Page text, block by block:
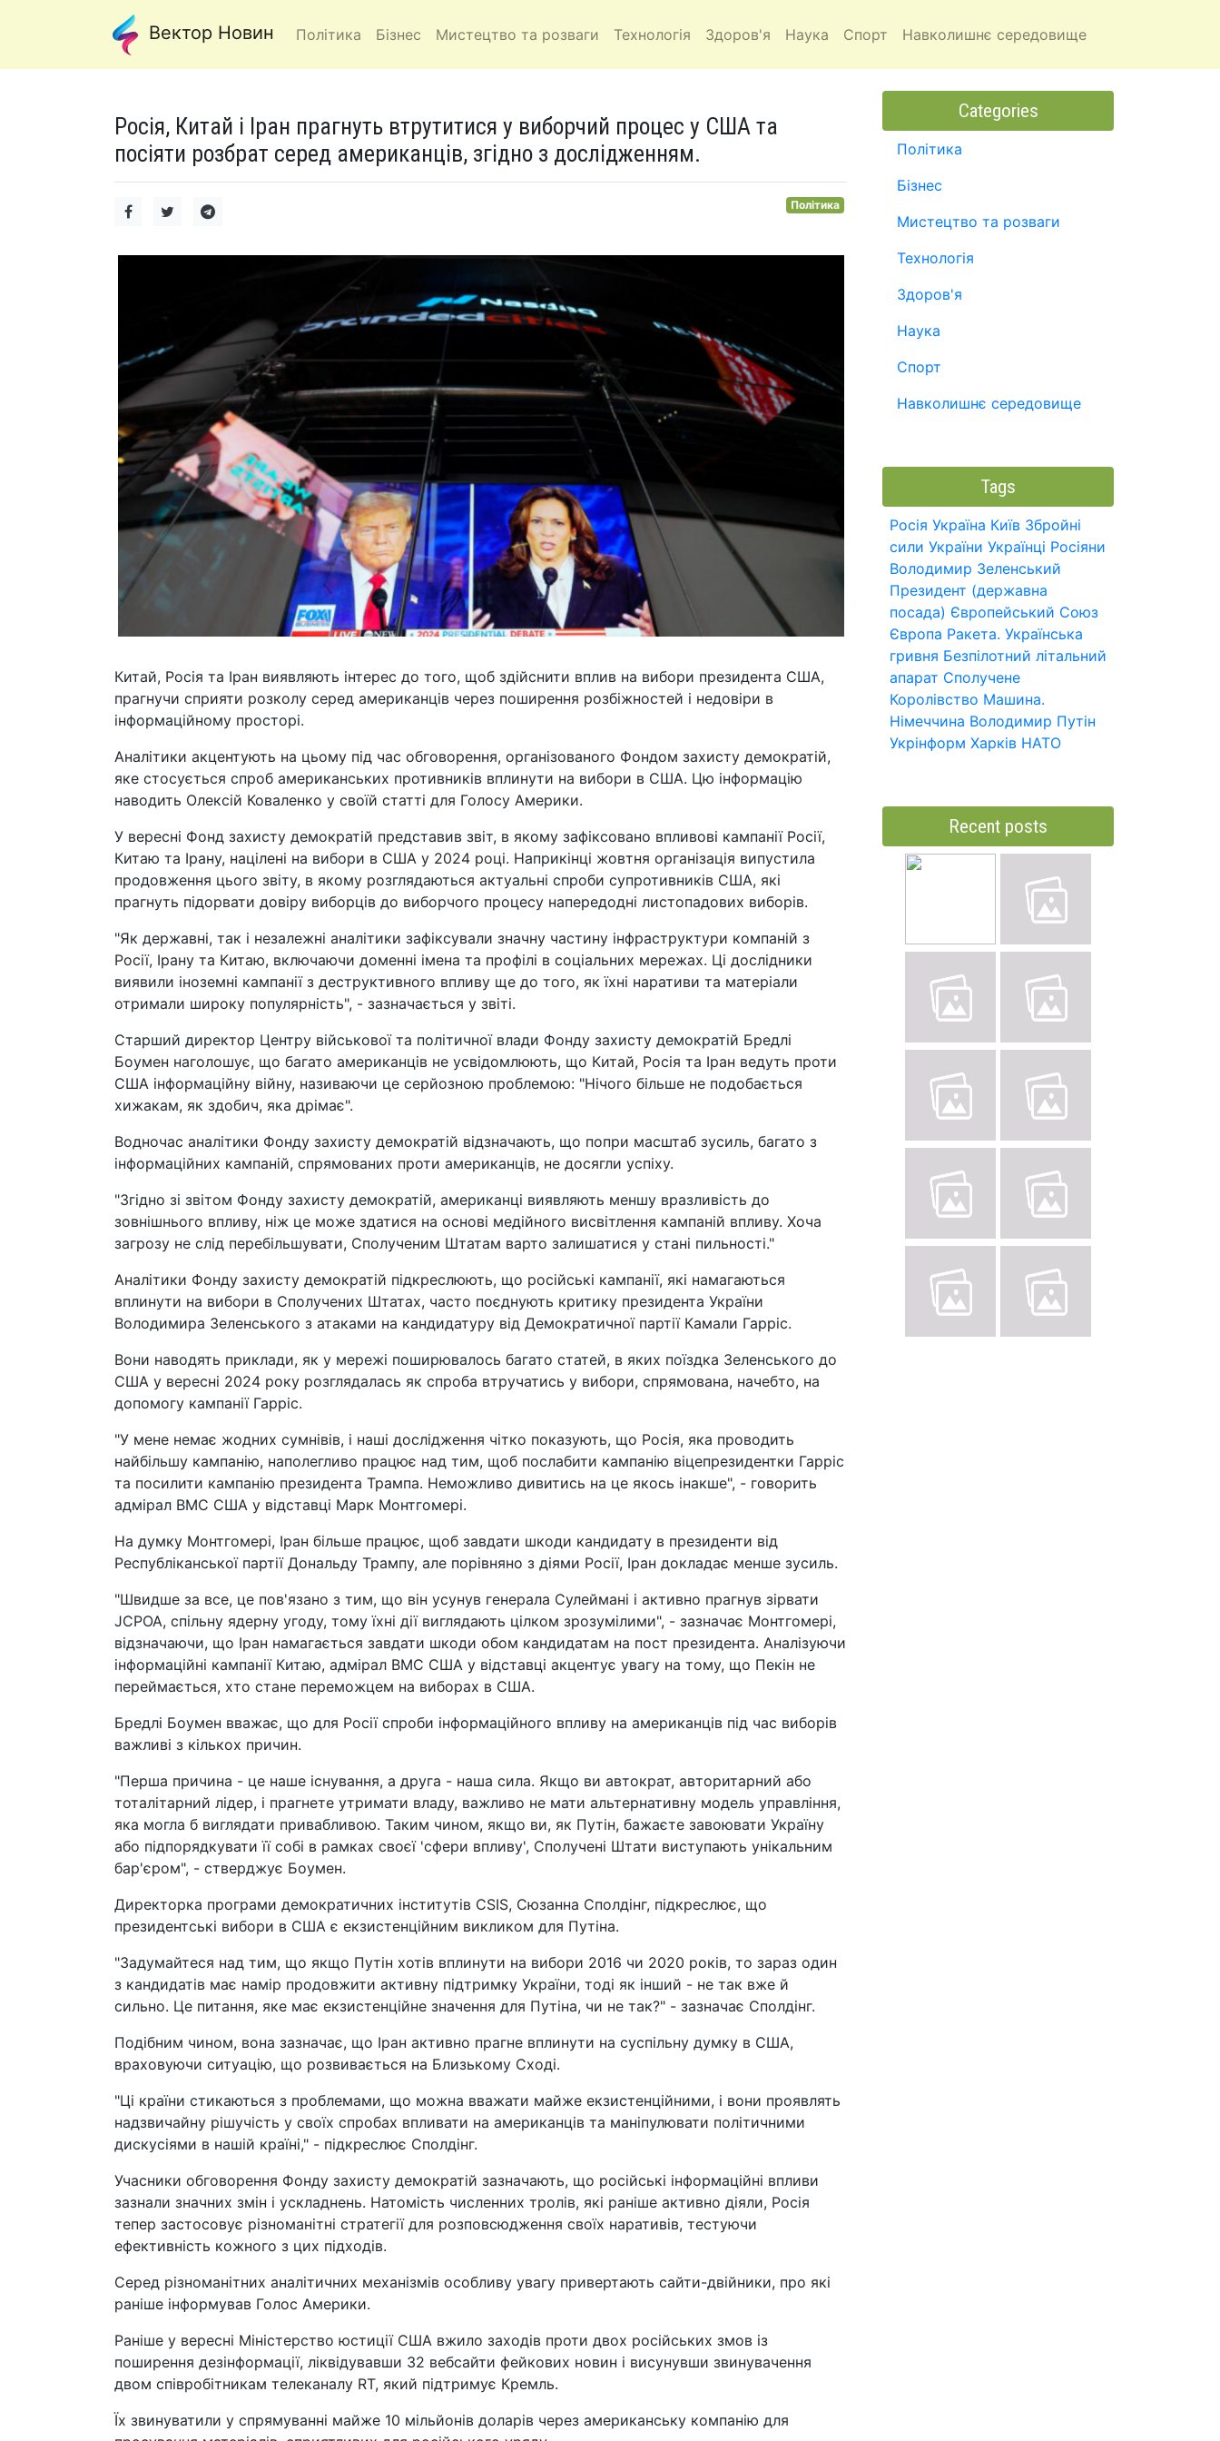
Вектор Новин Політика Бізнес Мистецтво та розваги Технологія Здоров'я Наука Спорт Навколишнє середовище
Росія, Китай і Іран прагнуть втрутитися у виборчий процес у США та
посіяти розбрат серед американців, згідно з дослідженням.
Політика
Китай, Росія та Іран виявляють інтерес до того, щоб здійснити вплив на вибори президента США,
прагнучи сприяти розколу серед американців через поширення розбіжностей і недовіри в
інформаційному просторі.
Аналітики акцентують на цьому під час обговорення, організованого Фондом захисту демократій,
яке стосується спроб американських противників вплинути на вибори в США. Цю інформацію
наводить Олексій Коваленко у своїй статті для Голосу Америки.
У вересні Фонд захисту демократій представив звіт, в якому зафіксовано впливові кампанії Росії,
Китаю та Ірану, націлені на вибори в США у 2024 році. Наприкінці жовтня організація випустила
продовження цього звіту, в якому розглядаються актуальні спроби супротивників США, які
прагнуть підорвати довіру виборців до виборчого процесу напередодні листопадових виборів.
"Як державні, так і незалежні аналітики зафіксували значну частину інфраструктури компаній з
Росії, Ірану та Китаю, включаючи доменні імена та профілі в соціальних мережах. Ці дослідники
виявили іноземні кампанії з деструктивного впливу ще до того, як їхні наративи та матеріали
отримали широку популярність", - зазначається у звіті.
Старший директор Центру військової та політичної влади Фонду захисту демократій Бредлі
Боумен наголошує, що багато американців не усвідомлюють, що Китай, Росія та Іран ведуть проти
США інформаційну війну, називаючи це серйозною проблемою: "Нічого більше не подобається
хижакам, як здобич, яка дрімає".
Водночас аналітики Фонду захисту демократій відзначають, що попри масштаб зусиль, багато з
інформаційних кампаній, спрямованих проти американців, не досягли успіху.
"Згідно зі звітом Фонду захисту демократій, американці виявляють меншу вразливість до
зовнішнього впливу, ніж це може здатися на основі медійного висвітлення кампаній впливу. Хоча
загрозу не слід перебільшувати, Сполученим Штатам варто залишатися у стані пильності."
Аналітики Фонду захисту демократій підкреслюють, що російські кампанії, які намагаються
вплинути на вибори в Сполучених Штатах, часто поєднують критику президента України
Володимира Зеленського з атаками на кандидатуру від Демократичної партії Камали Гарріс.
Вони наводять приклади, як у мережі поширювалось багато статей, в яких поїздка Зеленського до
США у вересні 2024 року розглядалась як спроба втручатись у вибори, спрямована, начебто, на
допомогу кампанії Гарріс.
"У мене немає жодних сумнівів, і наші дослідження чітко показують, що Росія, яка проводить
найбільшу кампанію, наполегливо працює над тим, щоб послабити кампанію віцепрезидентки Гарріс
та посилити кампанію президента Трампа. Неможливо дивитись на це якось інакше", - говорить
адмірал ВМС США у відставці Марк Монтгомері.
На думку Монтгомері, Іран більше працює, щоб завдати шкоди кандидату в президенти від
Республіканської партії Дональду Трампу, але порівняно з діями Росії, Іран докладає менше зусиль.
"Швидше за все, це пов'язано з тим, що він усунув генерала Сулеймані і активно прагнув зірвати
JCPOA, спільну ядерну угоду, тому їхні дії виглядають цілком зрозумілими", - зазначає Монтгомері,
відзначаючи, що Іран намагається завдати шкоди обом кандидатам на пост президента. Аналізуючи
інформаційні кампанії Китаю, адмірал ВМС США у відставці акцентує увагу на тому, що Пекін не
переймається, хто стане переможцем на виборах в США.
Бредлі Боумен вважає, що для Росії спроби інформаційного впливу на американців під час виборів
важливі з кількох причин.
"Перша причина - це наше існування, а друга - наша сила. Якщо ви автократ, авторитарний або
тоталітарний лідер, і прагнете утримати владу, важливо не мати альтернативну модель управління,
яка могла б виглядати привабливою. Таким чином, якщо ви, як Путін, бажаєте завоювати Україну
або підпорядкувати її собі в рамках своєї 'сфери впливу', Сполучені Штати виступають унікальним
бар'єром", - стверджує Боумен.
Директорка програми демократичних інститутів CSIS, Сюзанна Сполдінг, підкреслює, що
президентські вибори в США є екзистенційним викликом для Путіна.
"Задумайтеся над тим, що якщо Путін хотів вплинути на вибори 2016 чи 2020 років, то зараз один
з кандидатів має намір продовжити активну підтримку України, тоді як інший - не так вже й
сильно. Це питання, яке має екзистенційне значення для Путіна, чи не так?" - зазначає Сполдінг.
Подібним чином, вона зазначає, що Іран активно прагне вплинути на суспільну думку в США,
враховуючи ситуацію, що розвивається на Близькому Сході.
"Ці країни стикаються з проблемами, що можна вважати майже екзистенційними, і вони проявлять
надзвичайну рішучість у своїх спробах впливати на американців та маніпулювати політичними
дискусіями в нашій країні," - підкреслює Сполдінг.
Учасники обговорення Фонду захисту демократій зазначають, що російські інформаційні впливи
зазнали значних змін і ускладнень. Натомість численних тролів, які раніше активно діяли, Росія
тепер застосовує різноманітні стратегії для розповсюдження своїх наративів, тестуючи
ефективність кожного з цих підходів.
Серед різноманітних аналітичних механізмів особливу увагу привертають сайти-двійники, про які
раніше інформував Голос Америки.
Раніше у вересні Міністерство юстиції США вжило заходів проти двох російських змов із
поширення дезінформації, ліквідувавши 32 вебсайти фейкових новин і висунувши звинувачення
двом співробітникам телеканалу RT, який підтримує Кремль.
Їх звинуватили у спрямуванні майже 10 мільйонів доларів через американську компанію для
Categories
Політика
Бізнес
Мистецтво та розваги
Технологія
Здоров'я
Наука
Спорт
Навколишнє середовище
Tags
Росія Україна Київ Збройні
сили України Українці Росіяни
Володимир Зеленський
Президент (державна
посада) Європейський Союз
Європа Ракета. Українська
гривня Безпілотний літальний
апарат Сполучене
Королівство Машина.
Німеччина Володимир Путін
Укрінформ Харків НАТО
Recent posts